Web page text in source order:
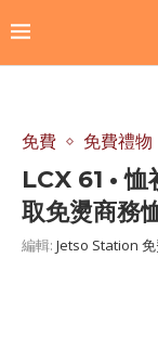
免費 免費禮物
LCX 61 •
取免燙商務
編輯: Jetso Station